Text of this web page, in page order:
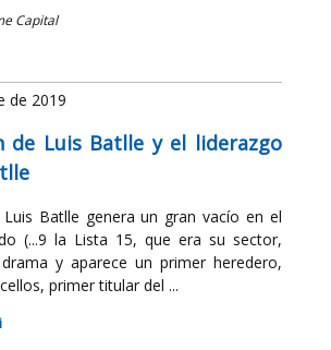
Capital
de 2019
de Luis Batlle y el liderazgo
Batlle genera un gran vacío en el
(...9 la Lista 15, que era su sector,
y aparece un primer heredero,
primer titular del ...